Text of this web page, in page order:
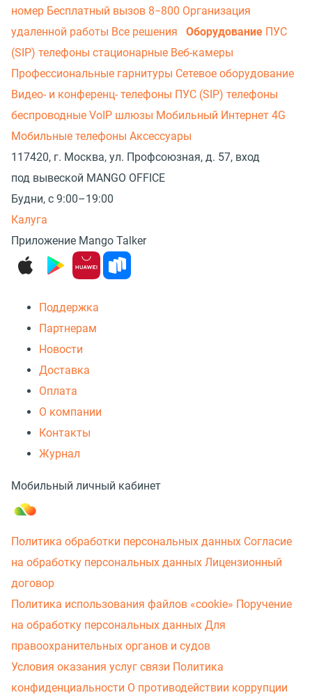
номер Бесплатный вызов 8−800 Организация
удаленной работы Все решения Оборудование ПУС
(SIP) телефоны стационарные Веб-камеры
Профессиональные гарнитуры Сетевое оборудование
Видео- и конференц- телефоны ПУС (SIP) телефоны
беспроводные VoIP шлюзы Мобильный Интернет 4G
Мобильные телефоны Аксессуары
117420, г. Москва, ул. Профсоюзная, д. 57, вход
под вывеской MANGO OFFICE
Будни, с 9:00–19:00
Калуга
Приложение Mango Talker
Поддержка
Партнерам
Новости
Доставка
Оплата
О компании
Контакты
Журнал
Мобильный личный кабинет
Политика обработки персональных данных Согласие
на обработку персональных данных Лицензионный
договор
Политика использования файлов «cookie» Поручение
на обработку персональных данных Для
правоохранительных органов и судов
Условия оказания услуг связи Политика
конфиденциальности О противодействии коррупции